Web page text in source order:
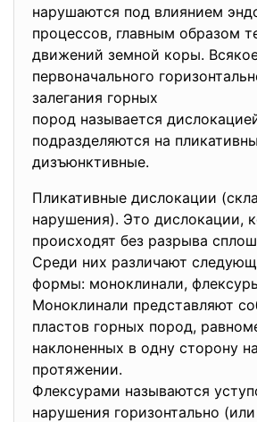
нарушаются под влиянием
процессов, главным образом
движений земной коры.
первоначального
залегания горных
пород называется
подразделяются на
дизъюнктивные.
Пликативные дислокации
нарушения). Это дислокации,
происходят без разрыва
Среди них различают
формы: моноклинали,
Моноклинали представляют
пластов горных пород,
наклоненных в одну сторону
протяжении.
Флексурами называются
нарушения горизонтально (или